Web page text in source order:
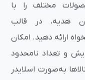
مختلف را با
هدیه، در قالب
ارائه دهید. امکان
و تعداد نامحدود
به‌صورت اسلایدر